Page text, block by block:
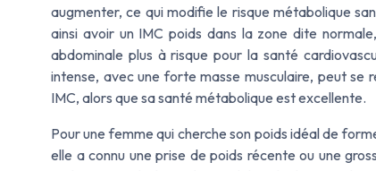
augmenter, ce qui modifie le risque métabolique
ainsi avoir un IMC poids dans la zone dite
abdominale plus à risque pour la santé
intense, avec une forte masse musculaire, peut se
IMC, alors que sa santé métabolique est excellente.
Pour une femme qui cherche son poids idéal de
elle a connu une prise de poids récente ou une